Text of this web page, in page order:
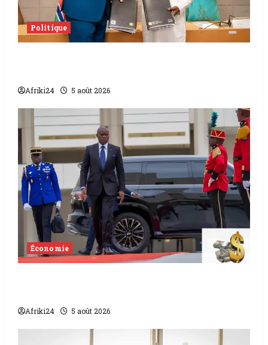
Politique
Afriki24 5 août 2026
Économie
Afriki24 5 août 2026